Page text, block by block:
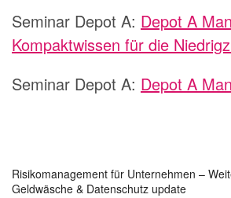
Seminar Depot A: Depot A
Kompaktwissen für die
Seminar Depot A: Depot A
Risikomanagement für Unternehmen –
Geldwäsche & Datenschutz update